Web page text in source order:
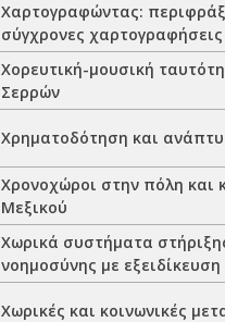
Χαρτογραφώντας:
σύγχρονες χαρτογραφήσεις
Χορευτική-μουσική
Σερρών
Χρηματοδότηση και
Χρονοχώροι στην πόλη και
Μεξικού
Χωρικά συστήματα
νοημοσύνης με
Χωρικές και κοινωνικές